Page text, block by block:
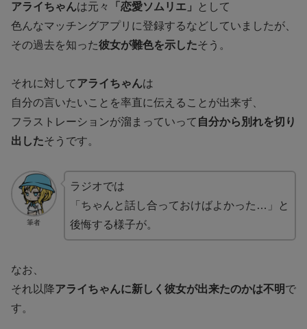
アライちゃんは元々 「恋愛ソムリエ」
として
色んなマッチングアプリに登録するなどしていましたが、
その過去を知った彼女が難色を示したそう。
それに対してアライちゃんは
自分の言いたいことを率直に伝えることが出来ず、
フラストレーションが溜まっていって 自分から別れを切り
出したそうです。
筆者
ラジオでは
「ちゃんと話し合っておけばよかった…」と
後悔する様子が。
なお、
それ以降アライちゃんに新しく彼女が出来たのかは不明で
す。